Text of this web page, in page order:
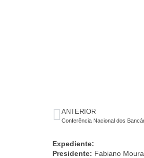
ANTERIOR
Conferência Nacional dos
Expediente:
Presidente: Fabiano Moura